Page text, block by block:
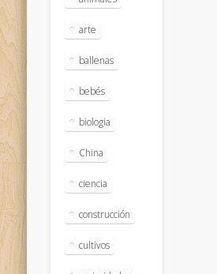
arte
ballenas
bebés
biologia
China
ciencia
construcción
cultivos